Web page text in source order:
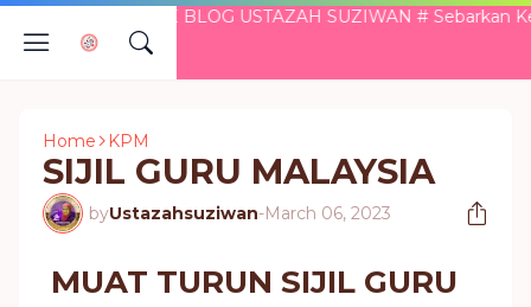
KE BLOG USTAZAH SUZIWAN # Sebarkan Kebaikan
Home KPM
SIJIL GURU MALAYSIA
byUstazahsuziwan-March 06, 2023
MUAT TURUN SIJIL GURU